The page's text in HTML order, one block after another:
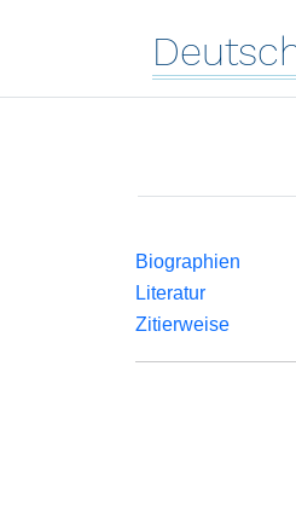
Biographien
Literatur
Zitierweise